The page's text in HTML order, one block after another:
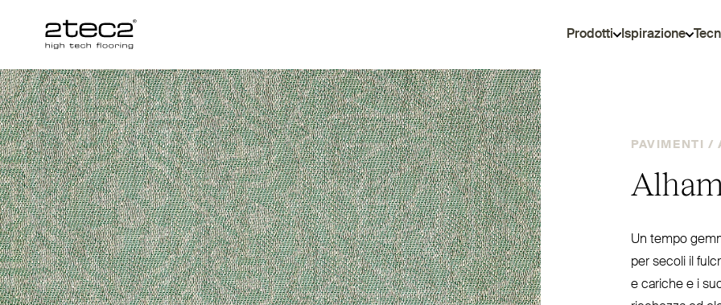
Primary Prodotti Ispirazione
PAVIMENTI /
Un tempo
per secoli il
e cariche e i